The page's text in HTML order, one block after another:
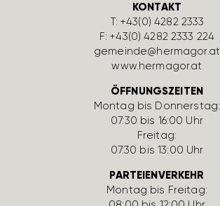
KONTAKT
T:+43(0) 4282 2333
F: +43(0) 4282 2333 224
gemeinde@hermagor.at
www.hermagor.at
ÖFFNUNGSZEITEN
Montag bis Donnerstag:
07:30 bis 16:00 Uhr
Freitag:
07:30 bis 13:00 Uhr
PARTEIENVERKEHR
Montag bis Freitag: